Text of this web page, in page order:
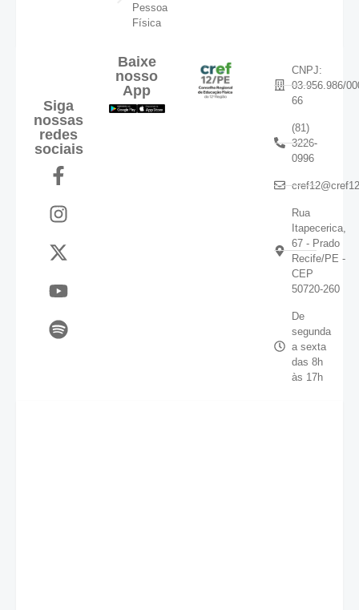
Pessoa
Física
Siga
nossas
redes
sociais
Baixe
nosso
App
CNPJ:
03.956.986/
66
(81)
3226-
0996
Rua
Itapecerica,
67 - Prado
Recife/PE -
CEP
50720-260
De
segunda
a sexta
das 8h
às 17h